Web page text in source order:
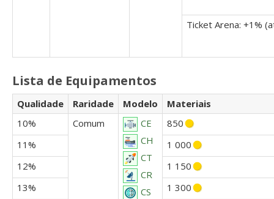
Ticket Arena: +1%
Lista de Equipamentos
Qualidade Raridade Modelo
Materiais
10%
Comum
CE
CH
CT
CR
CS
850
11%
1 000
12%
1 150
13%
1 300